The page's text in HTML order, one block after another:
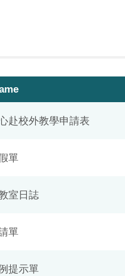
赴校外教學申請表
單
室日誌
單
提示單